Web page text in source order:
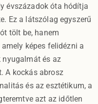
évszázadok óta hódítja
Ez a látszólag egyszerű
tölt be, hanem
képes felidézni a
nyugalmát és az
A kockás abrosz
és az esztétikum, a
azt az időtlen